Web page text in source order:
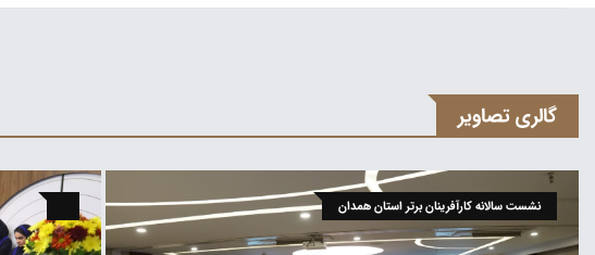
گالری تصاویر
نشست سالانه کارآفرینان برتر استان همدان